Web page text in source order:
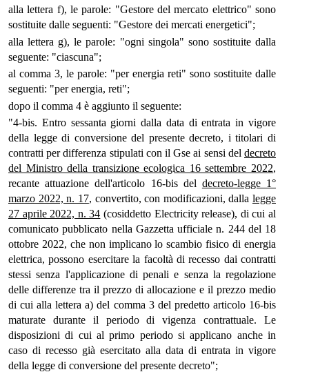
alla lettera f), le parole: "Gestore del mercato elettrico" sono
sostituite dalle seguenti: "Gestore dei mercati energetici";
alla lettera g), le parole: "ogni singola" sono sostituite dalla
seguente: "ciascuna";
al comma 3, le parole: "per energia reti" sono sostituite dalle
seguenti: "per energia, reti";
dopo il comma 4 è aggiunto il seguente:
"4-bis. Entro sessanta giorni dalla data di entrata in vigore
della legge di conversione del presente decreto, i titolari di
contratti per differenza stipulati con il Gse ai sensi del decreto
del Ministro della transizione ecologica 16 settembre 2022,
recante attuazione dell'articolo 16-bis del decreto-legge 1°
marzo 2022, n. 17, convertito, con modificazioni, dalla legge
27 aprile 2022, n. 34 (cosiddetto Electricity release), di cui al
comunicato pubblicato nella Gazzetta ufficiale n. 244 del 18
ottobre 2022, che non implicano lo scambio fisico di energia
elettrica, possono esercitare la facoltà di recesso dai contratti
stessi senza l'applicazione di penali e senza la regolazione
delle differenze tra il prezzo di allocazione e il prezzo medio
di cui alla lettera a) del comma 3 del predetto articolo 16-bis
maturate durante il periodo di vigenza contrattuale. Le
disposizioni di cui al primo periodo si applicano anche in
caso di recesso già esercitato alla data di entrata in vigore
della legge di conversione del presente decreto";